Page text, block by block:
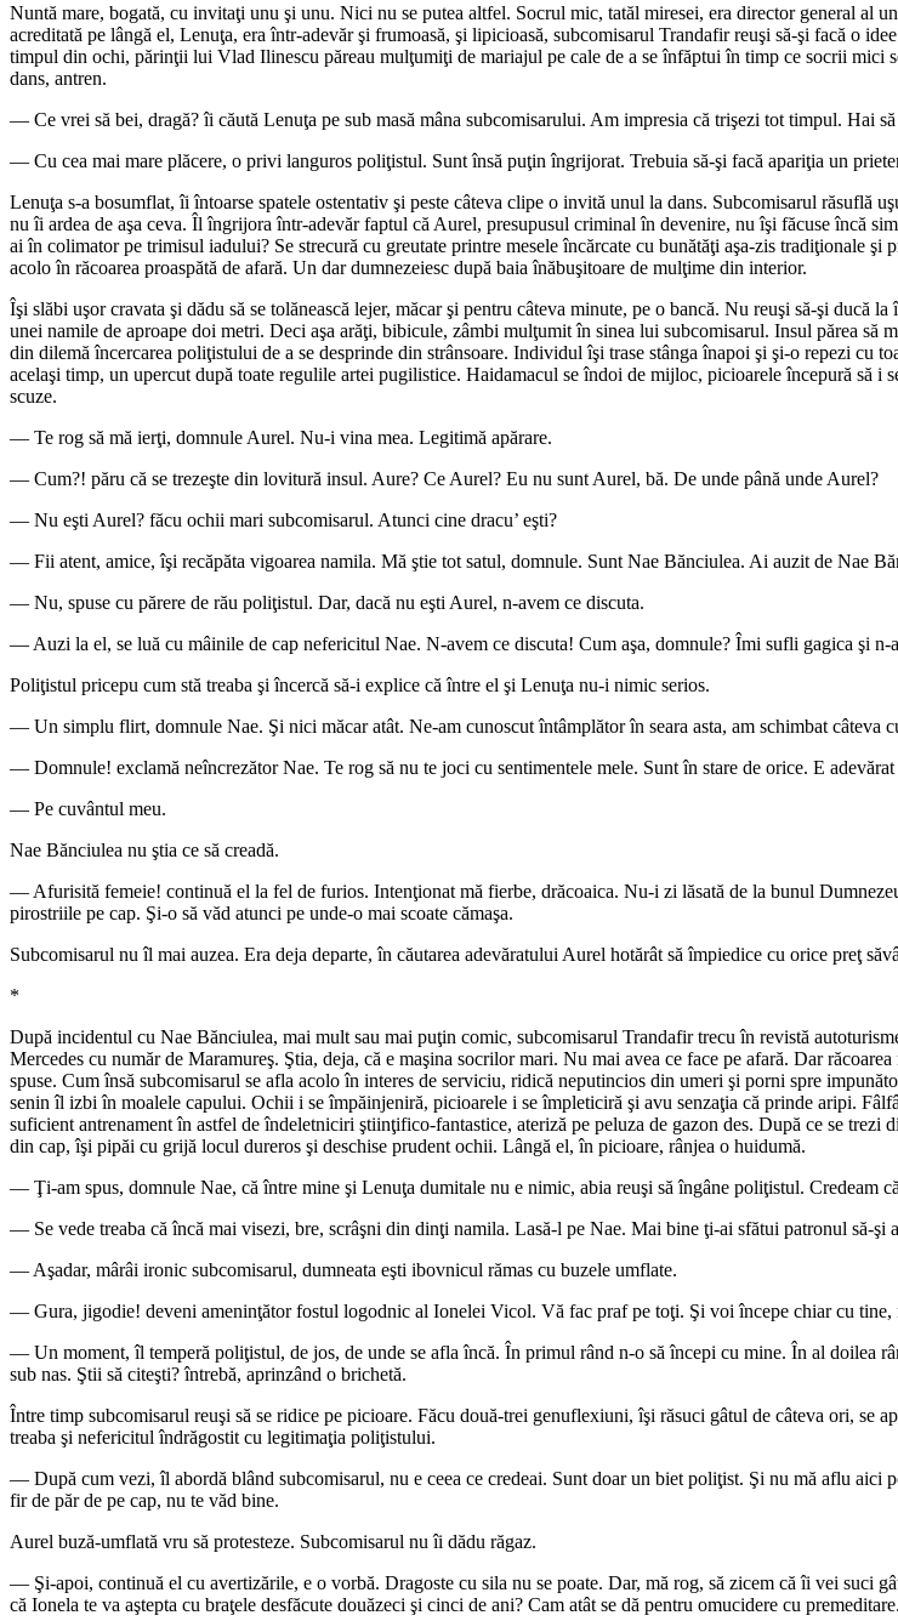
Nuntă mare, bogată, cu invitaţi unu şi unu. Nici nu se putea altfel. Socrul mic, tatăl miresei, era director general al
acreditată pe lângă el, Lenuţa, era într-adevăr şi frumoasă, şi lipicioasă, subcomisarul Trandafir reuşi să-şi facă o
timpul din ochi, părinţii lui Vlad Ilinescu păreau mulţumiţi de mariajul pe cale de a se înfăptui în timp ce socrii
dans, antren.
— Ce vrei să bei, dragă? îi căută Lenuţa pe sub masă mâna subcomisarului. Am impresia că trişezi tot timpul. Hai
— Cu cea mai mare plăcere, o privi languros poliţistul. Sunt însă puţin îngrijorat. Trebuia să-şi facă apariţia un
Lenuţa s-a bosumflat, îi întoarse spatele ostentativ şi peste câteva clipe o invită unul la dans. Subcomisarul răsuflă
nu îi ardea de aşa ceva. Îl îngrijora într-adevăr faptul că Aurel, presupusul criminal în devenire, nu îşi făcuse încă
ai în colimator pe trimisul iadului? Se strecură cu greutate printre mesele încărcate cu bunătăţi aşa-zis tradiţionale
acolo în răcoarea proaspătă de afară. Un dar dumnezeiesc după baia înăbuşitoare de mulţime din interior.
Îşi slăbi uşor cravata şi dădu să se tolănească lejer, măcar şi pentru câteva minute, pe o bancă. Nu reuşi să-şi
unei namile de aproape doi metri. Deci aşa arăţi, bibicule, zâmbi mulţumit în sinea lui subcomisarul. Insul părea să
din dilemă încercarea poliţistului de a se desprinde din strânsoare. Individul îşi trase stânga înapoi şi şi-o repezi cu
acelaşi timp, un upercut după toate regulile artei pugilistice. Haidamacul se îndoi de mijloc, picioarele începură să i
scuze.
— Te rog să mă ierţi, domnule Aurel. Nu-i vina mea. Legitimă apărare.
— Cum?! păru că se trezeşte din lovitură insul. Aure? Ce Aurel? Eu nu sunt Aurel, bă. De unde până unde Aurel?
— Nu eşti Aurel? făcu ochii mari subcomisarul. Atunci cine dracu’ eşti?
— Fii atent, amice, îşi recăpăta vigoarea namila. Mă ştie tot satul, domnule. Sunt Nae Bănciulea. Ai auzit de Nae
— Nu, spuse cu părere de rău poliţistul. Dar, dacă nu eşti Aurel, n-avem ce discuta.
— Auzi la el, se luă cu mâinile de cap nefericitul Nae. N-avem ce discuta! Cum aşa, domnule? Îmi sufli gagica şi n-
Poliţistul pricepu cum stă treaba şi încercă să-i explice că între el şi Lenuţa nu-i nimic serios.
— Un simplu flirt, domnule Nae. Şi nici măcar atât. Ne-am cunoscut întâmplător în seara asta, am schimbat
— Domnule! exclamă neîncrezător Nae. Te rog să nu te joci cu sentimentele mele. Sunt în stare de orice. E adevărat
— Pe cuvântul meu.
Nae Bănciulea nu ştia ce să creadă.
— Afurisită femeie! continuă el la fel de furios. Intenţionat mă fierbe, drăcoaica. Nu-i zi lăsată de la bunul
pirostriile pe cap. Şi-o să văd atunci pe unde-o mai scoate cămaşa.
Subcomisarul nu îl mai auzea. Era deja departe, în căutarea adevăratului Aurel hotărât să împiedice cu orice preţ
*
După incidentul cu Nae Bănciulea, mai mult sau mai puţin comic, subcomisarul Trandafir trecu în revistă
Mercedes cu număr de Maramureş. Ştia, deja, că e maşina socrilor mari. Nu mai avea ce face pe afară. Dar
spuse. Cum însă subcomisarul se afla acolo în interes de serviciu, ridică neputincios din umeri şi porni spre
senin îl izbi în moalele capului. Ochii i se împăinjeniră, picioarele i se împleticiră şi avu senzaţia că prinde aripi.
suficient antrenament în astfel de îndeletniciri ştiinţifico-fantastice, ateriză pe peluza de gazon des. După ce se
din cap, îşi pipăi cu grijă locul dureros şi deschise prudent ochii. Lângă el, în picioare, rânjea o huidumă.
— Ţi-am spus, domnule Nae, că între mine şi Lenuţa dumitale nu e nimic, abia reuşi să îngâne poliţistul. Credeam
— Se vede treaba că încă mai visezi, bre, scrâşni din dinţi namila. Lasă-l pe Nae. Mai bine ţi-ai sfătui patronul să-
— Aşadar, mârâi ironic subcomisarul, dumneata eşti ibovnicul rămas cu buzele umflate.
— Gura, jigodie! deveni ameninţător fostul logodnic al Ionelei Vicol. Vă fac praf pe toţi. Şi voi începe chiar cu tine,
— Un moment, îl temperă poliţistul, de jos, de unde se afla încă. În primul rând n-o să începi cu mine. În al doilea
sub nas. Ştii să citeşti? întrebă, aprinzând o brichetă.
Între timp subcomisarul reuşi să se ridice pe picioare. Făcu două-trei genuflexiuni, îşi răsuci gâtul de câteva ori, se
treaba şi nefericitul îndrăgostit cu legitimaţia poliţistului.
— După cum vezi, îl abordă blând subcomisarul, nu e ceea ce credeai. Sunt doar un biet poliţist. Şi nu mă aflu aici
fir de păr de pe cap, nu te văd bine.
Aurel buză-umflată vru să protesteze. Subcomisarul nu îi dădu răgaz.
— Şi-apoi, continuă el cu avertizările, e o vorbă. Dragoste cu sila nu se poate. Dar, mă rog, să zicem că îi vei suci
că Ionela te va aştepta cu braţele desfăcute douăzeci şi cinci de ani? Cam atât se dă pentru omucidere cu premeditare.